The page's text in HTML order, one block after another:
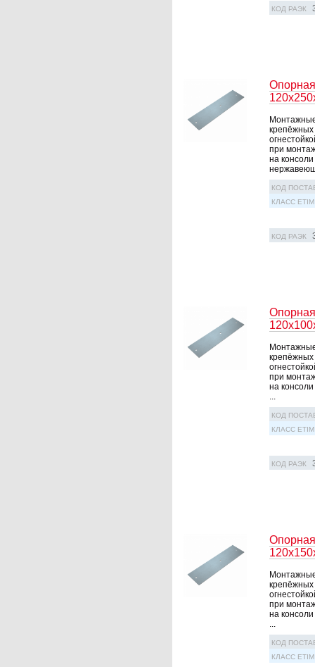
КОД РАЭК
Опорная
при
на
КОД
КЛАСС ETIM
КОД РАЭК
Опорная
при
на
...
КОД
КЛАСС ETIM
КОД РАЭК
Опорная
при
на
...
КОД
КЛАСС ETIM